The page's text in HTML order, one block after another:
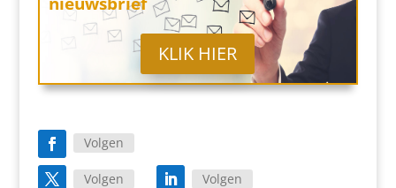
KLIK HIER
Volgen
Volgen Volgen